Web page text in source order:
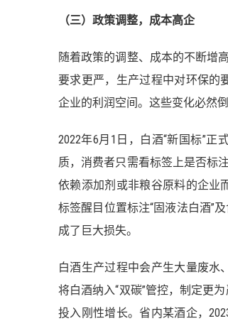
（三）政策调整，成本高企
随着政策的调整、成本的不断增
要求更严，生产过程中对环保的
企业的利润空间。这些变化必然
2022年6月1日，白酒“新国标”
质，消费者只需看标签上是否标
依赖添加剂或非粮谷原料的企业
标签醒目位置标注“固液法白酒”
成了巨大损失。
白酒生产过程中会产生大量废水
将白酒纳入“双碳”管控，制定更
投入刚性增长。省内某酒企，